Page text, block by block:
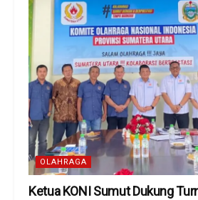
OLAHRAGA
Ketua KONI Sumut Dukung